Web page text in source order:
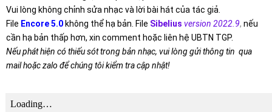
Vui lòng không chỉnh sửa nhạc và lời bài hát của tác giả.
File Encore 5.0 không thể hạ bản. File Sibelius version 2022.9, nếu
cần hạ bản thấp hơn, xin comment hoặc liên hệ UBTN TGP.
Nếu phát hiện có thiếu sót trong bản nhạc, vui lòng gửi thông tin qua
mail hoặc zalo để chúng tôi kiểm tra cập nhật!